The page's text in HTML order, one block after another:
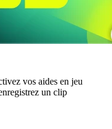
vos aides en jeu
un clip